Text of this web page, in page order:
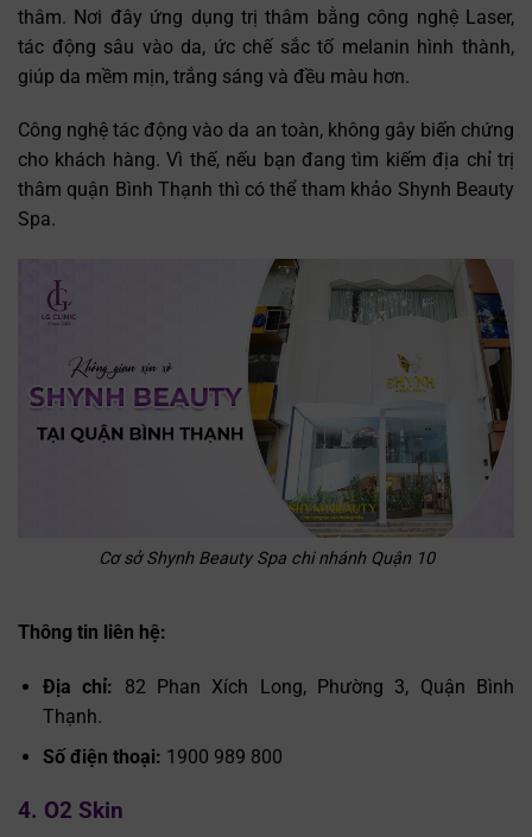
thâm. Nơi đây ứng dụng trị thâm bằng công nghệ Laser,
tác động sâu vào da, ức chế sắc tố melanin hình thành,
giúp da mềm mịn, trắng sáng và đều màu hơn.
Công nghệ tác động vào da an toàn, không gây biến chứng
cho khách hàng. Vì thế, nếu bạn đang tìm kiếm địa chỉ trị
thâm quận Bình Thạnh thì có thể tham khảo Shynh Beauty
Spa.
Cơ sở Shynh Beauty Spa chi nhánh Quận 10
Thông tin liên hệ:
Địa chỉ: 82 Phan Xích Long, Phường 3, Quận Bình
Thạnh.
Số điện thoại: 1900 989 800
4. O2 Skin